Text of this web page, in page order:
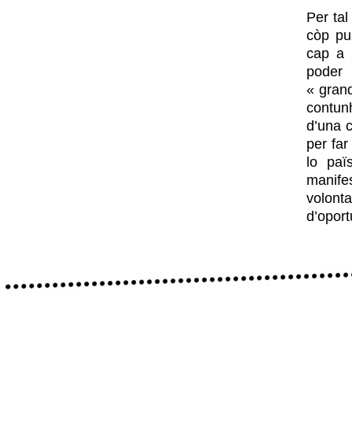
Per
còp
cap a
«
d’una
per far
lo